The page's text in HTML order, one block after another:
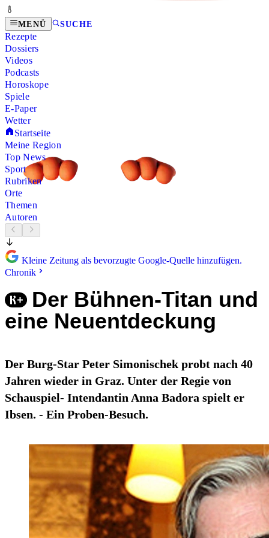
MENÜ SUCHE
Rezepte
Dossiers
Videos
Podcasts
Horoskope
Spiele
E-Paper
Wetter
Startseite
Meine Region
Top News
Sport
Rubriken
Orte
Themen
Autoren
Kleine Zeitung als bevorzugte Google-Quelle hinzufügen.
Chronik
Der Bühnen-Titan und
eine Neuentdeckung
Der Burg-Star Peter Simonischek probt nach 40
Jahren wieder in Graz. Unter der Regie von
Schauspiel- Intendantin Anna Badora spielt er
Ibsen. - Ein Proben-Besuch.